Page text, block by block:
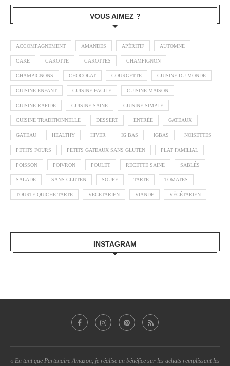
VOUS AIMEZ ?
ACCOMPAGNEMENT AMANDES APÉRITIF AUTOMNE
CAKE CAROTTE CAROTTES CHAMPIGNON
CHAMPIGNONS CHOCOLAT COURGETTE CUISINE DU MONDE
CUISINE ENFANT CUISINE FACILE CUISINE MAISON
CUISINE RAPIDE CUISINE SAINE CUISINE SIMPLE
CUISINE TRADITIONNELLE DESSERT ENTRÉE GATEAUX
GÂTEAU HEALTHY HIVER IG BAS IGBAS NOISETTES
PETITS FOURS PETITS GATEAUX SANS GLUTEN PLAT FAMILIAL
POISSON POIVRON POULET RECETTE SAINE SABLÉS
SALADE SANS GLUTEN SOUPE TARTE TOMATES
TOURTE QUICHE TARTE VEGETARIEN VIANDE VÉGÉTARIEN
INSTAGRAM
« En tant que Partenaire Amazon, je réalise un bénéfice sur les achats remplissant les